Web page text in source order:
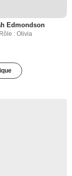
Edmondson
Rôle : Olivia